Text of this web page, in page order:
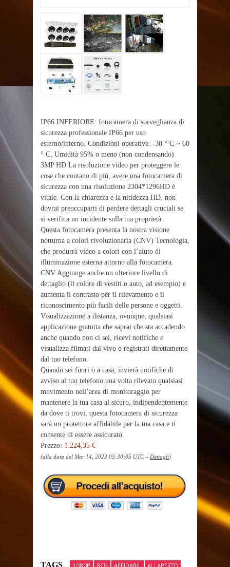
IP66 INFERIORE: fotocamera di sorveglianza di
sicurezza professionale IP66 per uso
esterno/interno. Condizioni operative: -30 ° C ~ 60
° C, Umidità 95% o meno (non condensando)
3MP HD La risoluzione video per proteggere le
cose che contano di più, avere una fotocamera di
sicurezza con una risoluzione 2304*1296HD è
vitale. Con la chiarezza e la nitidezza HD, non
dovrai preoccuparti di perdere dettagli cruciali se
si verifica un incidente sulla tua proprietà.
Questa fotocamera presenta la nostra visione
notturna a colori rivoluzionaria (CNV) Tecnologia,
che produrrà video a colori con l’aiuto di
illuminazione esterna attorno alla fotocamera.
CNV Aggiunge anche un ulteriore livello di
dettaglio (il colore di vestiti o auto, ad esempio) e
aumenta il contrasto per il rilevamento e il
riconoscimento più facili delle persone e oggetti.
Visualizzazione a distanza, ovunque, qualsiasi
applicazione gratuita che saprai che sta accadendo
anche quando non ci sei, ricevi notifiche e
visualizza filmati dal vivo o registrati direttamente
dal tuo telefono.
Quando sei fuori o a casa, invierà notifiche di
avviso al tuo telefono una volta rilevato qualsiasi
movimento nell’area di monitoraggio per
mantenere la tua casa al sicuro, indipendentemente
da dove ti trovi, questa fotocamera di sicurezza
sarà un protettore affidabile per la tua casa e ti
consente di essere assicurato.
Prezzo: 1.224,35 €
(alla data del Mar 14, 2023 03:30:05 UTC – Dettagli)
TAGS 1080P 8CH AFFIDABIL ALLAPERTO